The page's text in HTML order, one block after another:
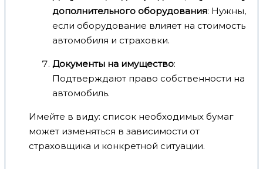
дополнительного оборудования: Нужны,
если оборудование влияет на стоимость
автомобиля и страховки.
Документы на имущество:
Подтверждают право собственности на
автомобиль.
Имейте в виду: список необходимых бумаг
может изменяться в зависимости от
страховщика и конкретной ситуации.